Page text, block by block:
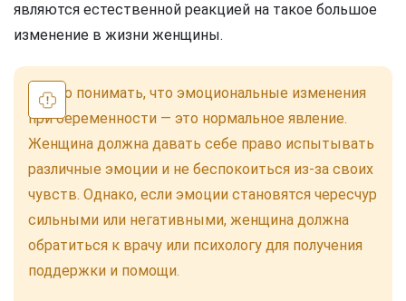
являются естественной реакцией на такое большое
изменение в жизни женщины.
Важно понимать, что эмоциональные изменения
при беременности — это нормальное явление.
Женщина должна давать себе право испытывать
различные эмоции и не беспокоиться из-за своих
чувств. Однако, если эмоции становятся чересчур
сильными или негативными, женщина должна
обратиться к врачу или психологу для получения
поддержки и помощи.